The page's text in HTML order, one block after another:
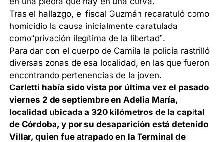
Tras el hallazgo, el fiscal Guzmán recaratuló como
homicidio la causa inicialmente caratulada
como“privación ilegítima de la libertad”.
Para dar con el cuerpo de Camila la policía rastrilló
diversas zonas de esa localidad, en las que fueron
encontrando pertenencias de la joven.
Carletti había sido vista por última vez el pasado
viernes 2 de septiembre en Adelia María,
localidad ubicada a 320 kilómetros de la capital
de Córdoba, y por su desaparición está detenido
Villar, quien fue atrapado en la Terminal de